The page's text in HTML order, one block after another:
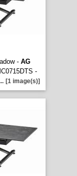
- AG
-
[1 image(s)]